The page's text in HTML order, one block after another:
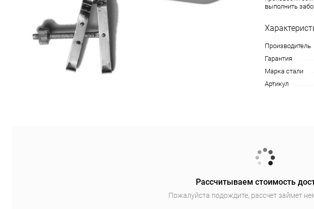
выполнить
Производитель
Гарантия
Марка стали
Артикул
Рассчитываем стоимость
Пожалуйста подождите, рассчет займет